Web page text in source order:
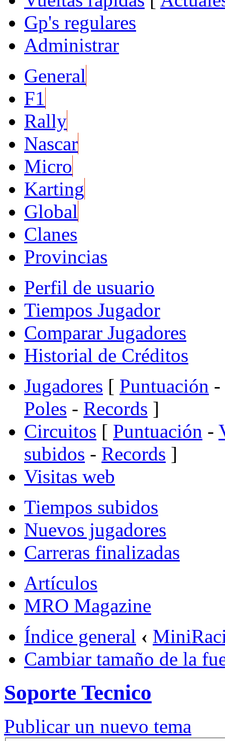
Gp's regulares
Administrar
General
F1
Rally
Nascar
Micro
Karting
Global
Clanes
Provincias
Perfil de usuario
Tiempos Jugador
Comparar Jugadores
Historial de Créditos
Jugadores [ Puntuación -
Poles - Records ]
Circuitos [ Puntuación -
subidos - Records ]
Visitas web
Tiempos subidos
Nuevos jugadores
Carreras finalizadas
Artículos
MRO Magazine
Índice general ‹
Cambiar tamaño de la
Soporte Tecnico
Publicar un nuevo tema